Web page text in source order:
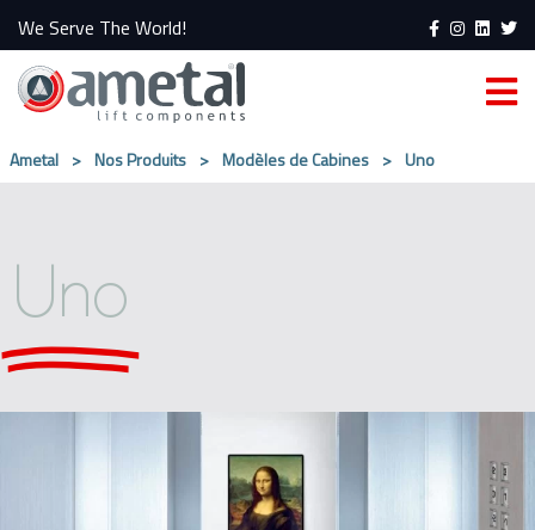
We Serve The World!
Ametal > Nos Produits > Modèles de Cabines > Uno
Uno